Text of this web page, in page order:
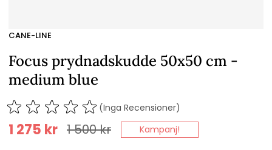
CANE-LINE
Focus prydnadskudde 50x50 cm -
medium blue
(Inga Recensioner)
1 500kr
1 275 kr Kampanj!